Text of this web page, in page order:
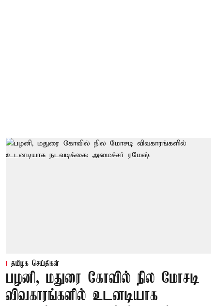
தமிழக செய்திகள்
பழனி, மதுரை கோவில் நில மோசடி
விவகாரங்களில் உடனடியாக